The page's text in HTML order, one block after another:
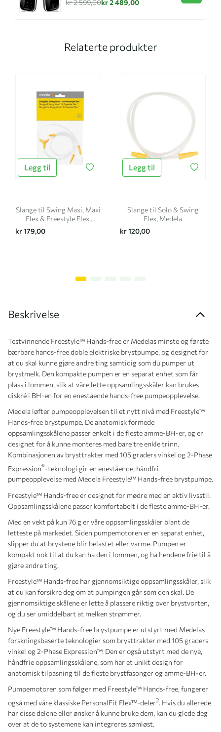
kr 2 599,00kr 2 489,00
Beskrivelse
Testvinnende Freestyle™ Hands-free er Medelas minste og første
bærbare hands-free doble elektriske brystpumpe, og designet for
at du skal kunne gjøre andre ting samtidig som du pumper ut
brystmelk. Den kompakte pumpen er en separat enhet som får
plass i lommen, slik at våre lette oppsamlingsskåler kan brukes
diskré i BH-en for en enestående hands-free pumpeopplevelse.
Medela løfter pumpeopplevelsen til et nytt nivå med Freestyle™
Hands-free brystpumpe. De anatomisk formede
oppsamlingsskålene passer enkelt i de fleste amme-BH-er, og er
designet for å kunne monteres med bare tre enkle trinn.
Kombinasjonen av brysttrakter med 105 graders vinkel og 2-Phase
Expression®-teknologi gir en enestående, håndfri
pumpeopplevelse med Medela Freestyle™ Hands-free brystpumpe.
Freestyle™ Hands-free er designet for mødre med en aktiv livsstil.
Oppsamlingsskålene passer komfortabelt i de fleste amme-BH-er.
Med en vekt på kun 76 g er våre oppsamlingsskåler blant de
letteste på markedet. Siden pumpemotoren er en separat enhet,
slipper du at brystene blir belastet eller varme. Pumpen er
kompakt nok til at du kan ha den i lommen, og ha hendene frie til å
gjøre andre ting.
Freestyle™ Hands-free har gjennomsiktige oppsamlingsskåler, slik
at du kan forsikre deg om at pumpingen går som den skal. De
gjennomsiktige skålene er lette å plassere riktig over brystvorten,
og du ser umiddelbart at melken strømmer.
Nye Freestyle™ Hands-free brystpumpe er utstyrt med Medelas
forskningsbaserte teknologier som brysttrakter med 105 graders
vinkel og 2-Phase Expression™. Den er også utstyrt med de nye,
håndfrie oppsamlingsskålene, som har et unikt design for
anatomisk tilpasning til de fleste brystfasonger og amme-BH-er.
Pumpemotoren som følger med Freestyle™ Hands-free, fungerer
også med våre klassiske PersonalFit Flex™-deler2. Hvis du allerede
har disse delene eller ønsker å kunne bruke dem, kan du glede deg
over at de to systemene kan integreres sømløst.
Relaterte produkter
Legg til
Slange til Swing Maxi, Maxi
Flex & Freestyle Flex,
kr 179,00
Legg til
Slange til Solo & Swing
Flex, Medela
kr 120,00